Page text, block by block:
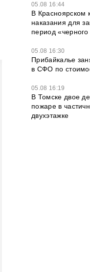
05.08 16:44
В Красноярском
наказания для
период
05.08 16:30
Прибайкалье
в СФО по
05.08 16:19
В Томске двое
пожаре в
двухэтажке